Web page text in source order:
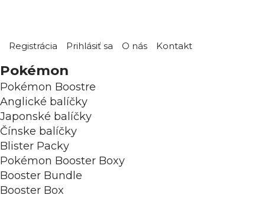
Registrácia Prihlásiť sa O nás Kontakt
Pokémon
Pokémon Boostre
Anglické balíčky
Japonské balíčky
Čínske balíčky
Blister Packy
Pokémon Booster Boxy
Booster Bundle
Booster Box